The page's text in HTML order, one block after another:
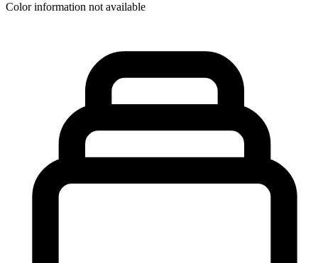
Color information not available